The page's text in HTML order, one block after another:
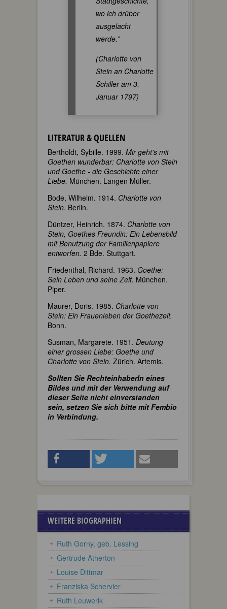
wo ich drüber
ausgelacht
werde.”
(Charlotte von
Stein an Charlotte
Schiller am 3.
Januar 1797)
LITERATUR & QUELLEN
Bertholdt, Sybille. 1999. Mir geht's mit
Goethen wunderbar: Charlotte von Stein
und Goethe - die Geschichte einer
Liebe. München. Langen Müller.
Bode, Wilhelm. 1914. Charlotte von
Stein. Berlin.
Düntzer, Heinrich. 1874. Charlotte von
Stein, Goethes Freundin: Ein Lebensbild
mit Benutzung der Familienpapiere
entworfen. 2 Bde. Stuttgart.
Friedenthal, Richard. 1963. Goethe:
Sein Leben und seine Zeit. München.
Piper.
Maurer, Doris. 1985. Charlotte von
Stein: Ein Frauenleben der Goethezeit.
Bonn.
Susman, Margarete. 1951. Deutung
einer grossen Liebe: Goethe und
Charlotte von Stein. Zürich. Artemis.
Sollten Sie RechteinhaberIn eines
Bildes und mit der Verwendung auf
dieser Seite nicht einverstanden
sein, setzen Sie sich bitte mit Fembio
in Verbindung.
WEITERE BIOGRAPHIEN
Ruth Gorny, geb. Lessing
Gertrude Atherton
Louise Dittmar
Franziska Schervier
Ruth Leuwerik